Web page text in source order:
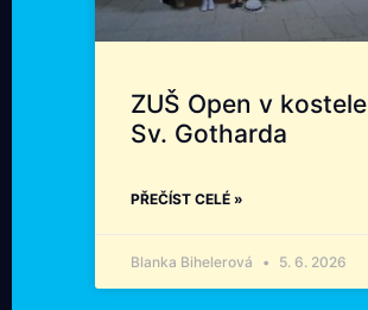
ZUŠ Open v kostele
Sv. Gotharda
PŘEČÍST CELÉ »
Blanka Bihelerová 5. 6. 2026